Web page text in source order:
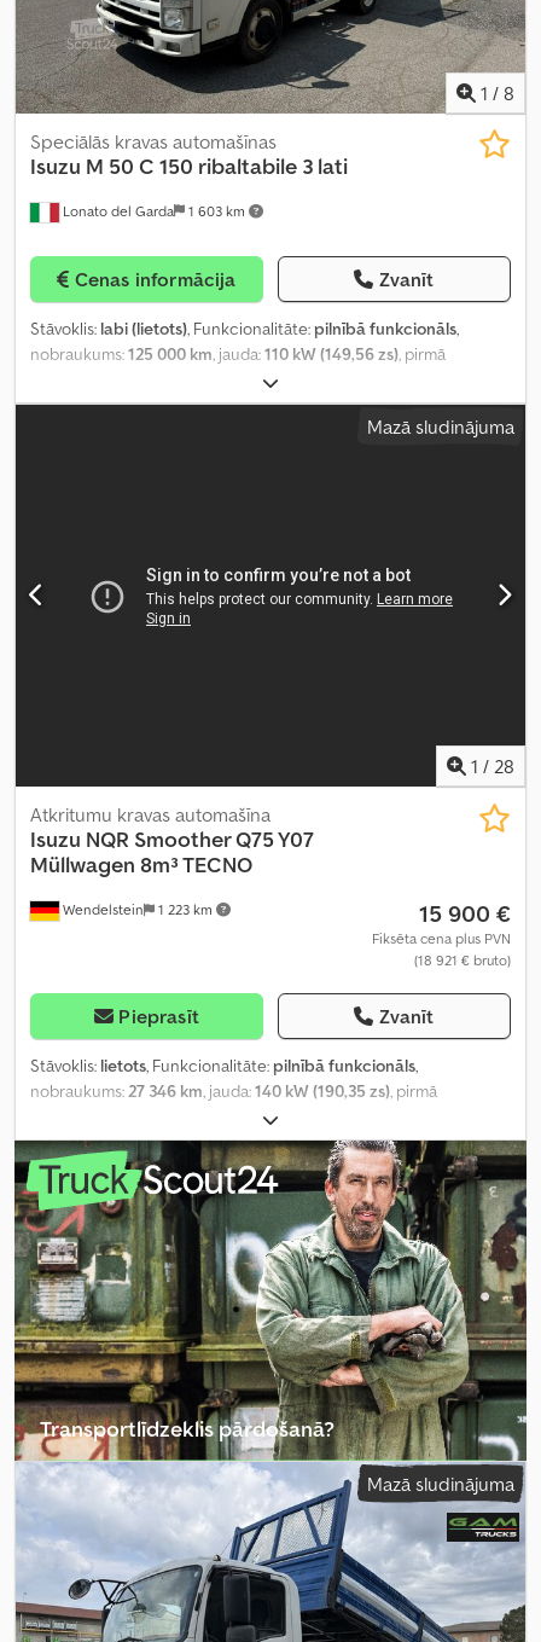
1 / 8
Lonato del Garda 1 603 km
Speciālās kravas automašīnas
Isuzu M 50 C 150 ribaltabile 3 lati
Cenas informācija Zvanīt
Stāvoklis: labi (lietots), Funkcionalitāte: pilnībā funkcionāls,
nobraukums:125 000 km , jauda:110 kW (149,56 zs) , pirmā
, degvielas veids:
emisijas klase:Euro 5, Ražošanas gads:2011, Aprīkojums:ABS,
Mazā sludinājuma
1 / 28
Wendelstein 1 223 km
Atkritumu kravas automašīna
Isuzu NQR Smoother Q75 Y07
Müllwagen 8m³ TECNO
15 900 €
Fiksēta cena plus PVN
(18 921 € bruto)
Pieprasīt Zvanīt
Stāvoklis: lietots, Funkcionalitāte: pilnībā funkcionāls,
nobraukums:27 346 km, jauda:140 kW (190,35 zs), pirmā
, degvielas veids:
4 540 kg, kopējais svars:7 500 kg, asu konfigurācija:4x2, degviela:
dīzeļdegviela, vadītāja kabīne:dienas kabīne, pārnesuma veids:
automātisks, piekares sistēma:tērauds, iekraušanas telpas
tilpums: 8 m³, Ražošanas gads: , darbības stundas:2 187 h
Aprīkojums:ABS ,
Transportlīdzeklis pārdošanā?
Izveidot sludinājumu Mazā sludinājuma